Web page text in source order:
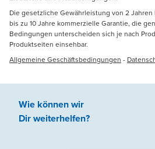
Die gesetzliche Gewährleistung von 2
bis zu 10 Jahre kommerzielle Garantie, die
Bedingungen unterscheiden sich je nach
Produktseiten einsehbar.
Allgemeine Geschäftsbedingungen -
Wie können wir
Dir weiterhelfen?